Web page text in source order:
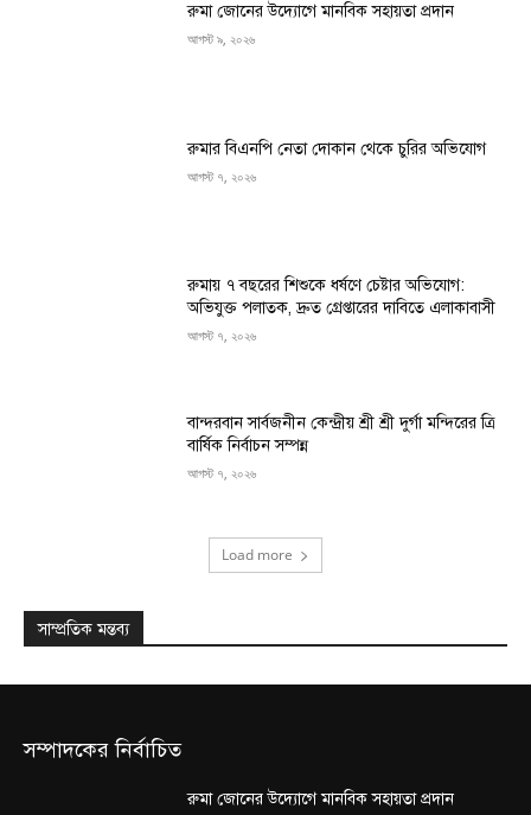
রুমা জোনের উদ্যোগে মানবিক সহায়তা প্রদান
আগস্ট ৯, ২০২৬
রুমার বিএনপি নেতা দোকান থেকে চুরির অভিযোগ
আগস্ট ৭, ২০২৬
রুমায় ৭ বছরের শিশুকে ধর্ষণে চেষ্টার অভিযোগ:
অভিযুক্ত পলাতক, দ্রুত গ্রেপ্তারের দাবিতে এলাকাবাসী
আগস্ট ৭, ২০২৬
বান্দরবান সার্বজনীন কেন্দ্রীয় শ্রী শ্রী দুর্গা মন্দিরের ত্রি
বার্ষিক নির্বাচন সম্পন্ন
আগস্ট ৭, ২০২৬
Load more
সাম্প্রতিক মন্তব্য
সম্পাদকের নির্বাচিত
রুমা জোনের উদ্যোগে মানবিক সহায়তা প্রদান